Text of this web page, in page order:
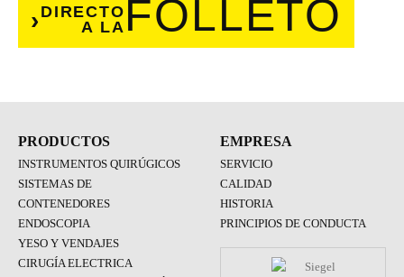
DIRECTO
A LA FOLLETO
PRODUCTOS
INSTRUMENTOS QUIRÚGICOS
SISTEMAS DE
CONTENEDORES
ENDOSCOPIA
YESO Y VENDAJES
CIRUGÍA ELECTRICA
EMPRESA
SERVICIO
CALIDAD
HISTORIA
PRINCIPIOS DE CONDUCTA